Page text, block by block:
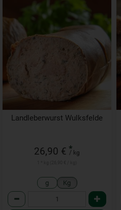
Landleberwurst Wulksfelde
26,90 € *
/ kg
g Kg
Anzahl